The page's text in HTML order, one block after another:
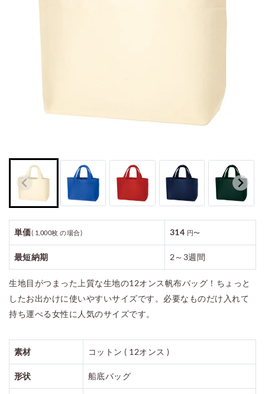
単価( 1,000枚 の場合) 314 円〜
最短納期 2～3週間
生地目がつまった上質な生地の12オンス帆布バッグ！ちょっと
したお出かけに使いやすいサイズです。必要なものだけ入れて
持ち運べる女性に人気のサイズです。
素材 コットン ( 12オンス )
形状 船底バッグ